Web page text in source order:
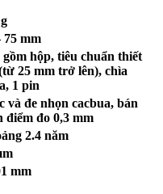
g
75 mm
gồm hộp, tiêu chuẩn thiết
25 mm trở lên), chìa
1 pin
và đe nhọn cacbua, bán
điểm đo 0,3 mm
2.4 năm
mm